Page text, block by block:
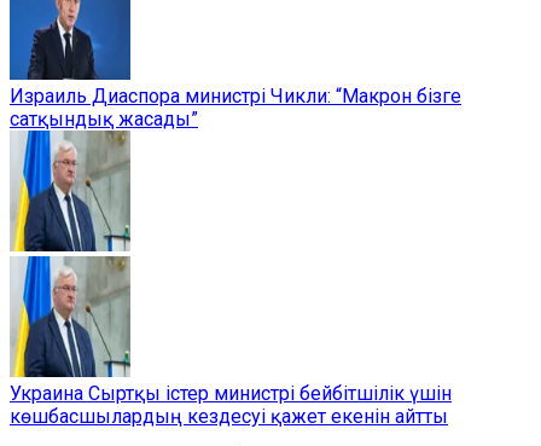
Израиль Диаспора министрі Чикли: “Макрон бізге
сатқындық жасады”
Украина Сыртқы істер министрі бейбітшілік үшін
көшбасшылардың кездесуі қажет екенін айтты